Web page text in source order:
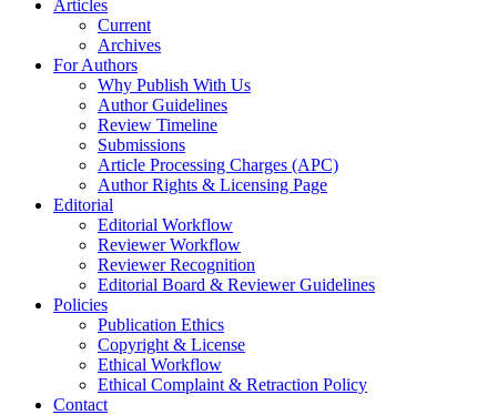
Articles
Current
Archives
For Authors
Why Publish With Us
Author Guidelines
Review Timeline
Submissions
Article Processing Charges (APC)
Author Rights & Licensing Page
Editorial
Editorial Workflow
Reviewer Workflow
Reviewer Recognition
Editorial Board & Reviewer Guidelines
Policies
Publication Ethics
Copyright & License
Ethical Workflow
Ethical Complaint & Retraction Policy
Contact